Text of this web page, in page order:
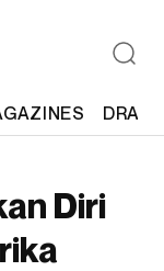
Diri